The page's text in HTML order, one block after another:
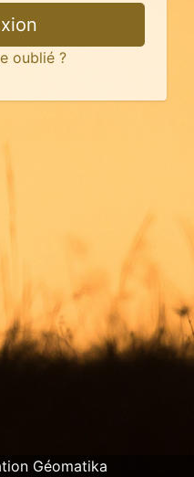
oublié ?
Géomatika